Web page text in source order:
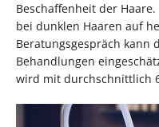
Beschaffenheit der
bei dunklen Haaren auf
Beratungsgespräch kann
Behandlungen
wird mit durchschnittlich